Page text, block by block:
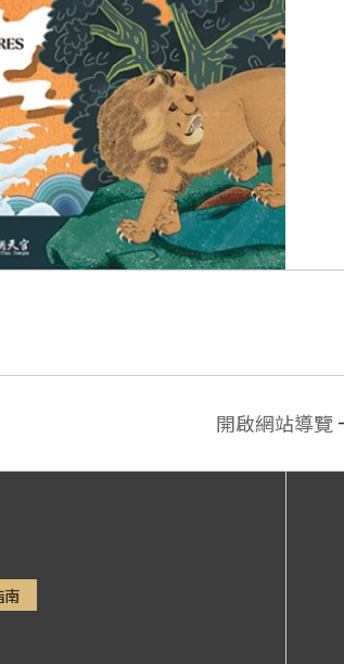
開啟網站導覽
南